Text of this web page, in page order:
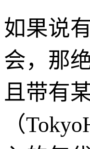
如果说
会，那
且带有
（